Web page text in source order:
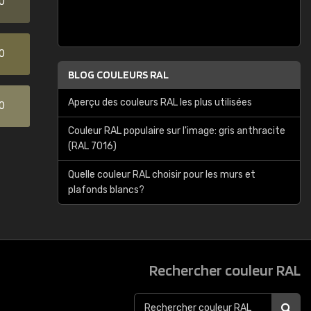
BLOG COULEURS RAL
Aperçu des couleurs RAL les plus utilisées
Couleur RAL populaire sur l'image: gris anthracite
(RAL 7016)
Quelle couleur RAL choisir pour les murs et
plafonds blancs?
Rechercher couleur RAL